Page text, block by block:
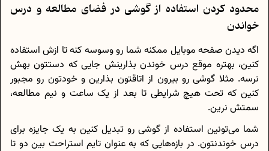
محدود کردن استفاده از گوشی در فضای مطالعه و درس
خواندن
اگه دیدن صفحه‌ موبایل ممکنه شما رو وسوسه کنه تا ازش استفاده
کنین، بهتره موقع درس خوندن بذارینش جایی که دستتون بهش
نرسه. مثلا گوشی رو بیرون از اتاقتون بذارین و خودتون رو مجبور
کنین که تحت هیچ شرایطی تا بعد از یک ساعت و نیم مطالعه،
سمتش نرین.
شما می‌تونین استفاده از گوشی رو تبدیل کنین به یک جایزه برای
درس خوندنتون. در بازه‌هایی که به عنوان تایم استراحت بین دو تا